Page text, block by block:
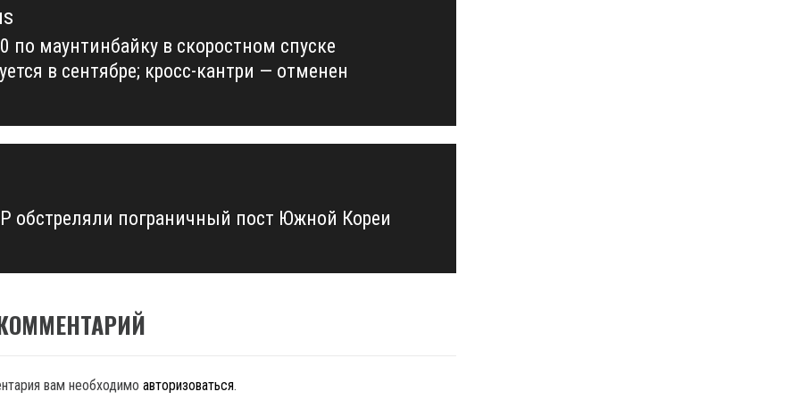
по маунтинбайку в скоростном спуске
в сентябре; кросс-кантри — отменен
обстреляли пограничный пост Южной Кореи
вам необходимо авторизоваться.